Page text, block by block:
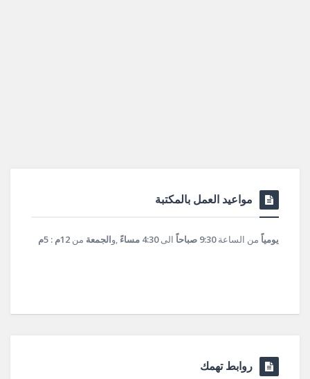
مواعيد العمل بالمكتبة
يومياً من الساعة9:30 صباحاً الى4:30 مساءً ,والجمعة من 12م : 5م
روابط تهمك